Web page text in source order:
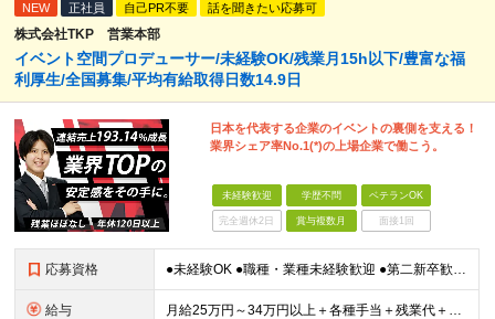
NEW 正社員 自己PR不要 話を聞きたい応募可
株式会社TKP 営業本部
イベント空間プロデューサー/未経験OK/残業月15h以下/豊富な福
利厚生/全国募集/平均有給取得日数14.9日
日本を代表する企業のイベントの裏側を支える！
業界シェア率No.1(*)の上場企業で働こう。
未経験歓迎 学歴不問 ベテランOK
完全週休2日 賞与複数月 面接1回
応募資格 ●未経験OK ●職種・業種未経験歓迎 ●第二新卒歓迎 ●学歴不問 ＜こんな方におすすめ！＞ ◎ホテル・アパレル・携帯販売など接客経験を活かしたい ◎「今の会社、この先が見えない」と感じている ◎上場
給与 月給25万円～34万円以上＋各種手当＋残業代＋賞与年2回（昨年度2～4ヶ月分） 初年度想定年収：350万円～ ＜クラス・経験別の月給目安＞ ■メンバークラス：月給25万円以上 ■店長やSVなどのマネ